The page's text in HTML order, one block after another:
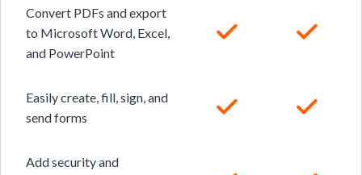
Convert PDFs and export
to Microsoft Word, Excel,
and PowerPoint
Easily create, fill, sign, and
send forms
Add security and